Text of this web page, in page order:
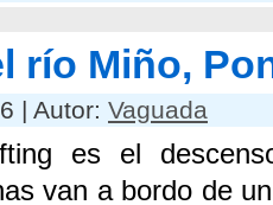
río Miño,
| Autor: Vaguada
es el
van a bordo de